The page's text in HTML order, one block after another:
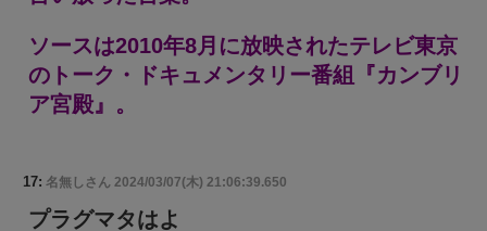
ソースは2010年8月に放映されたテレビ東京
のトーク・ドキュメンタリー番組『カンブリ
ア宮殿』。
17: 名無しさん 2024/03/07(木) 21:06:39.650
プラグマタはよ